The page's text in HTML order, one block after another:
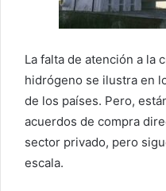
La falta de atención a la
hidrógeno se ilustra en
de los países. Pero,
acuerdos de compra
sector privado, pero
escala.